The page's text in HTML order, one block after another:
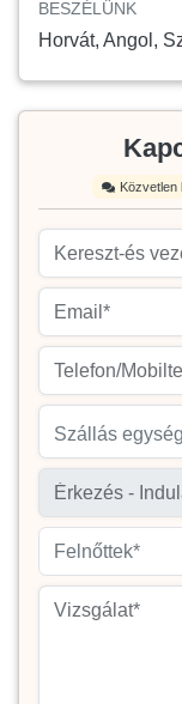
BESZÉLÜNK
Horvát, Angol,
Közvetlen
Szállás
Felnőttek*